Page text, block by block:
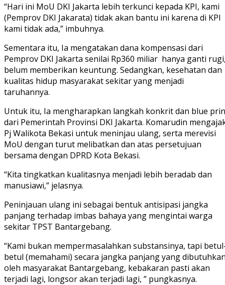
“Hari ini MoU DKI Jakarta lebih terkunci kepada KPI, kami
(Pemprov DKI Jakarata) tidak akan bantu ini karena di KPI
kami tidak ada,” imbuhnya.
Sementara itu, Ia mengatakan dana kompensasi dari
Pemprov DKI Jakarta senilai Rp360 miliar hanya ganti
belum memberikan keuntung. Sedangkan, kesehatan dan
kualitas hidup masyarakat sekitar yang menjadi
taruhannya.
Untuk itu, Ia mengharapkan langkah konkrit dan blue
dari Pemerintah Provinsi DKI Jakarta. Komarudin
Pj Walikota Bekasi untuk meninjau ulang, serta merevisi
MoU dengan turut melibatkan dan atas persetujuan
bersama dengan DPRD Kota Bekasi.
“Kita tingkatkan kualitasnya menjadi lebih beradab dan
manusiawi,” jelasnya.
Peninjauan ulang ini sebagai bentuk antisipasi jangka
panjang terhadap imbas bahaya yang mengintai warga
sekitar TPST Bantargebang.
“Kami bukan mempermasalahkan substansinya, tapi
betul (memahami) secara jangka panjang yang
oleh masyarakat Bantargebang, kebakaran pasti akan
terjadi lagi, longsor akan terjadi lagi, ” pungkasnya.